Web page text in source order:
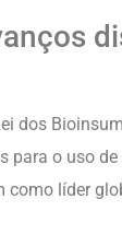
dos
para o uso
como líder